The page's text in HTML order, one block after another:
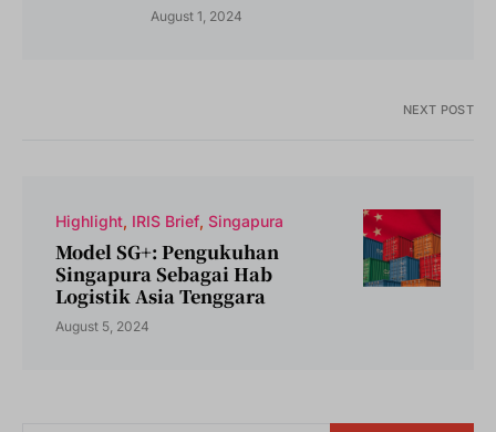
August 1, 2024
NEXT POST
Highlight IRIS Brief Singapura
Model SG+: Pengukuhan
Singapura Sebagai Hab
Logistik Asia Tenggara
August 5, 2024